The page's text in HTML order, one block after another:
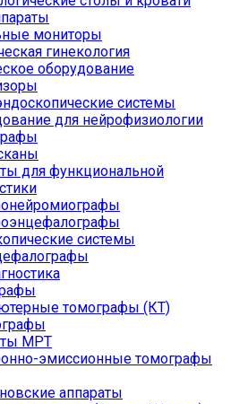
мониторы
гинекология
оборудование
системы
для нейрофизиологии
для функциональной
системы
томографы (КТ)
МРТ
эмиссионные томографы
аппараты